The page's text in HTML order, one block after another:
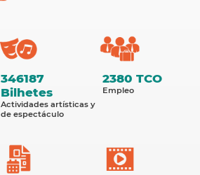
346187
Bilhetes
Actividades artísticas y
de espectáculo
2380 TCO
Empleo